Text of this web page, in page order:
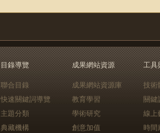
目錄導覽
聯合目錄
快速關鍵詞導覽
主題分類
典藏機構
成果網站資源
成果網站資源庫
教育學習
學術研究
創意加值
工具
技術
關鍵
線上
時間